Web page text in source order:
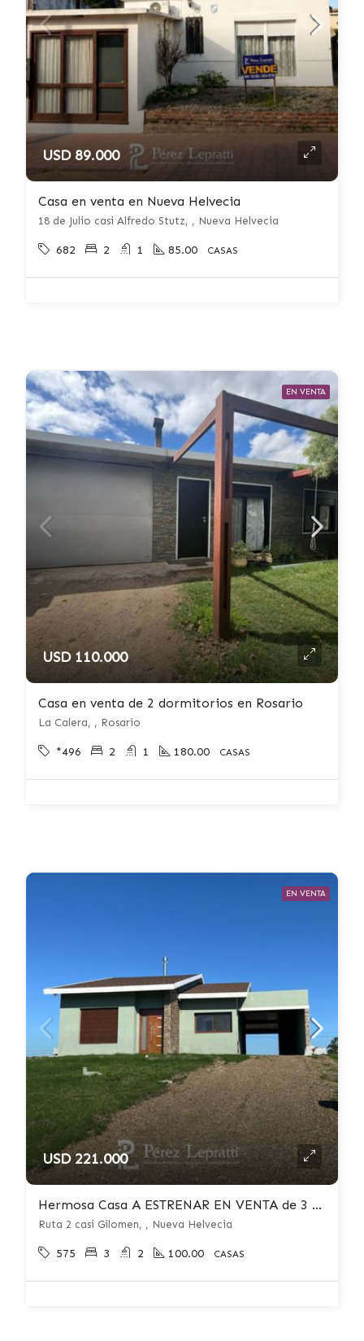
USD 89.000
Casa en venta en Nueva Helvecia
18 de Julio casi Alfredo Stutz, , Nueva Helvecia
682 2 1 85.00 CASAS
EN VENTA
USD 110.000
Casa en venta de 2 dormitorios en Rosario
La Calera, , Rosario
*496 2 1 180.00 CASAS
EN VENTA
USD 221.000
Hermosa Casa A ESTRENAR EN VENTA de 3 dormitorios c/ cochera en Nueva Helvecia
Ruta 2 casi Gilomen, , Nueva Helvecia
575 3 2 100.00 CASAS